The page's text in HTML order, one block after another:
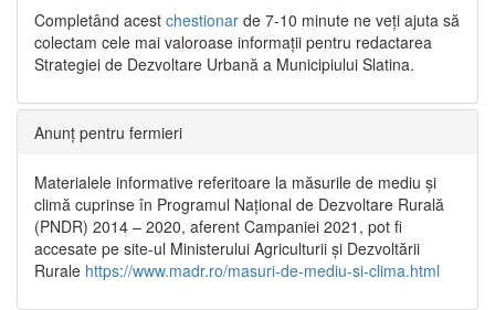
Completând acest chestionar de 7-10 minute ne veți ajuta să
colectam cele mai valoroase informații pentru redactarea
Strategiei de Dezvoltare Urbană a Municipiului Slatina.
Anunț pentru fermieri
Materialele informative referitoare la măsurile de mediu și
climă cuprinse în Programul Național de Dezvoltare Rurală
(PNDR) 2014 – 2020, aferent Campaniei 2021, pot fi
accesate pe site-ul Ministerului Agriculturii și Dezvoltării
Rurale https://www.madr.ro/masuri-de-mediu-si-clima.html